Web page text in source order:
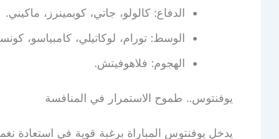
الدفاع: كالولو، جاتي، كوبمينرز، ماكيني.
الوسط: تورام، لوكاتيلي، كامبياسو،
الهجوم: فلاهوفيتش.
يوفنتوس.. طموح الاستمرار في المنافسة
يدخل يوفنتوس المباراة برغبة قوية في استعادة